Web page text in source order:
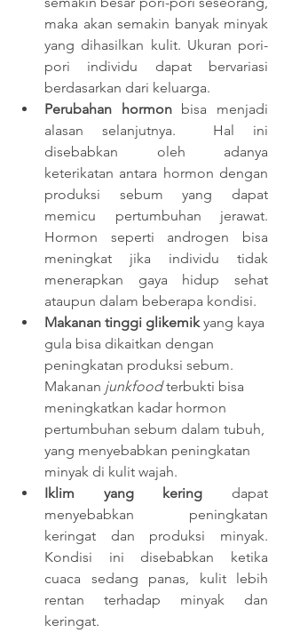
maka akan semakin banyak minyak
yang dihasilkan kulit. Ukuran pori-
pori individu dapat bervariasi
berdasarkan dari keluarga.
Perubahan hormon bisa menjadi
alasan selanjutnya.  Hal ini
disebabkan oleh adanya
keterikatan antara hormon dengan
produksi sebum yang dapat
memicu pertumbuhan jerawat.
Hormon seperti androgen bisa
meningkat jika individu tidak
menerapkan gaya hidup sehat
ataupun dalam beberapa kondisi.
Makanan tinggi glikemik yang kaya
gula bisa dikaitkan dengan
peningkatan produksi sebum.
Makanan junkfood terbukti bisa
meningkatkan kadar hormon
pertumbuhan sebum dalam tubuh,
yang menyebabkan peningkatan
minyak di kulit wajah.
Iklim yang kering dapat
menyebabkan peningkatan
keringat dan produksi minyak.
Kondisi ini disebabkan ketika
cuaca sedang panas, kulit lebih
rentan terhadap minyak dan
keringat.